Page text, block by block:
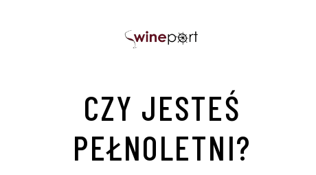
CZY JESTEŚ
PEŁNOLETNI?
leżakowany przez 2 lata w dębowych
jabłek i gruszek. Może być serwowany „on
w kuchni.